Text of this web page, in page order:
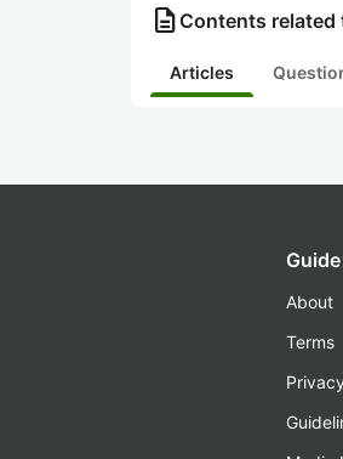
description Contents related
Articles
About
Terms
Privacy